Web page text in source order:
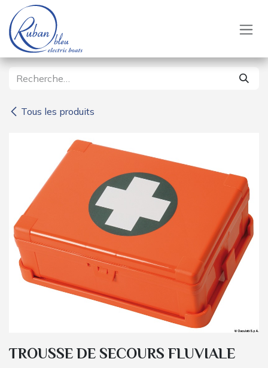
Se rendre au contenu
Tous les produits
TROUSSE DE SECOURS FLUVIALE